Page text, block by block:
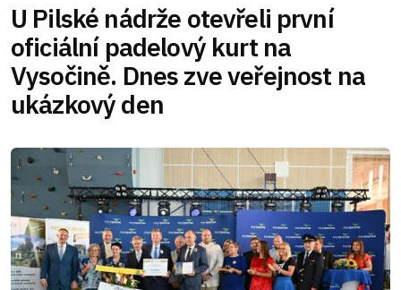
U Pilské nádrže otevřeli první
oficiální padelový kurt na
Vysočině. Dnes zve veřejnost na
ukázkový den